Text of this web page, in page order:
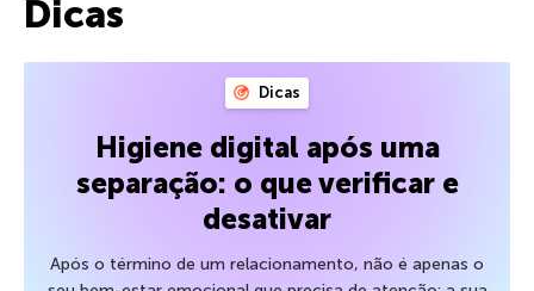
Dicas
Dicas
Higiene digital após uma
separação: o que verificar e
desativar
Após o término de um relacionamento, não é apenas o